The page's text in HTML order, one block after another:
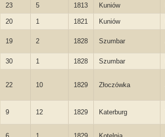
23 5 1813 Kuniów
20 1 1821 Kuniów
19 2 1828 Szumbar
30 1 1828 Szumbar
22 10 1829 Złoczówka
9 12 1829 Katerburg